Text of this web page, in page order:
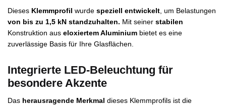
Dieses Klemmprofil wurde speziell entwickelt , um Belastungen
von bis zu 1,5 kN standzuhalten. Mit seiner stabilen
Konstruktion aus eloxiertem Aluminium bietet es eine
zuverlässige Basis für Ihre Glasflächen.
Integrierte LED-Beleuchtung für
besondere Akzente
Das herausragende Merkmal dieses Klemmprofils ist die